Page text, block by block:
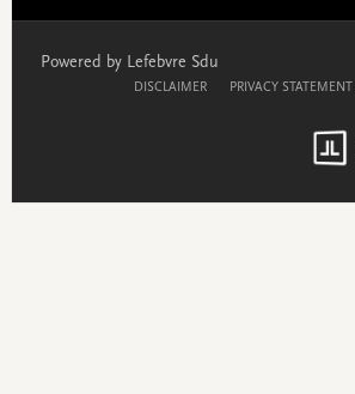
Powered by Lefebvre Sdu
DISCLAIMER PRIVACY